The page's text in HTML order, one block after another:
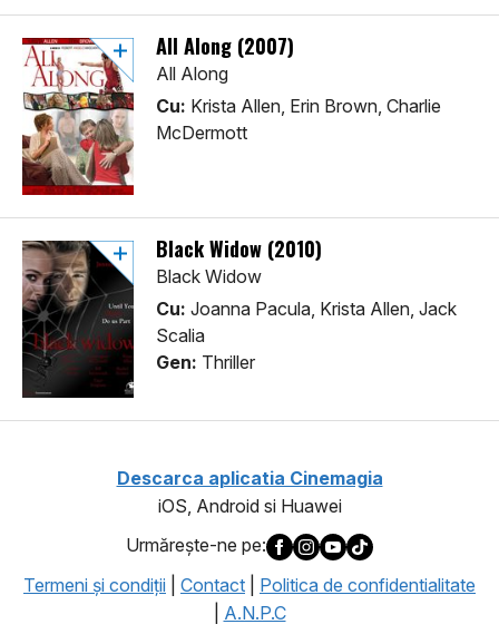
All Along (2007)
All Along
Cu: Krista Allen, Erin Brown, Charlie
McDermott
Black Widow (2010)
Black Widow
Cu: Joanna Pacula, Krista Allen, Jack
Scalia
Gen: Thriller
Descarca aplicatia Cinemagia
iOS, Android si Huawei
Urmăreşte-ne pe:
Termeni şi condiţii
Contact
Politica de confidentialitate
A.N.P.C